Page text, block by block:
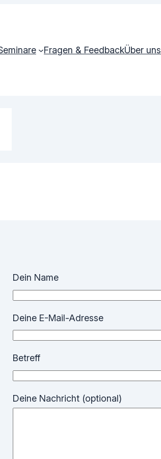
Fragen & FeedbackÜber uns
Dein Name
Deine E-Mail-Adresse
Betreff
Deine Nachricht (optional)